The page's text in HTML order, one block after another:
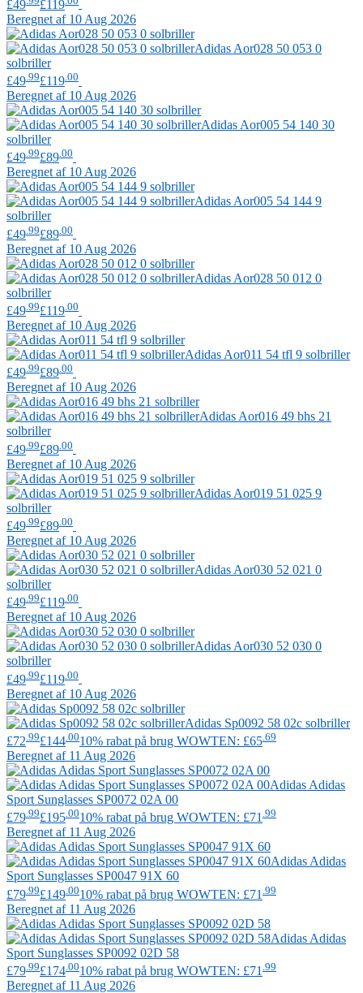
£49
£119
Beregnet af 10 Aug 2026
Adidas Aor028 50 053 0
solbriller
£49 .99£119 .00
Beregnet af 10 Aug 2026
Adidas Aor005 54 140 30
solbriller
£49 .99£89 .00
Beregnet af 10 Aug 2026
Adidas Aor005 54 144 9
solbriller
£49 .99£89 .00
Beregnet af 10 Aug 2026
Adidas Aor028 50 012 0
solbriller
£49 .99£119 .00
Beregnet af 10 Aug 2026
Adidas Aor011 54 tfl 9 solbriller
£49 .99£89 .00
Beregnet af 10 Aug 2026
Adidas Aor016 49 bhs 21
solbriller
£49 .99£89 .00
Beregnet af 10 Aug 2026
Adidas Aor019 51 025 9
solbriller
£49 .99£89 .00
Beregnet af 10 Aug 2026
Adidas Aor030 52 021 0
solbriller
£49 .99£119 .00
Beregnet af 10 Aug 2026
Adidas Aor030 52 030 0
solbriller
£49 .99£119 .00
Beregnet af 10 Aug 2026
Adidas Sp0092 58 02c solbriller
£72 .99£144 .0010% rabat på brug WOWTEN: £65 .69
Beregnet af 11 Aug 2026
Adidas Adidas
Sport Sunglasses SP0072 02A 00
£79 .99£195 .0010% rabat på brug WOWTEN: £71 .99
Beregnet af 11 Aug 2026
Adidas Adidas
Sport Sunglasses SP0047 91X 60
£79 .99£149 .0010% rabat på brug WOWTEN: £71 .99
Beregnet af 11 Aug 2026
Adidas Adidas
Sport Sunglasses SP0092 02D 58
£79 .99£174 .0010% rabat på brug WOWTEN: £71 .99
Beregnet af 11 Aug 2026